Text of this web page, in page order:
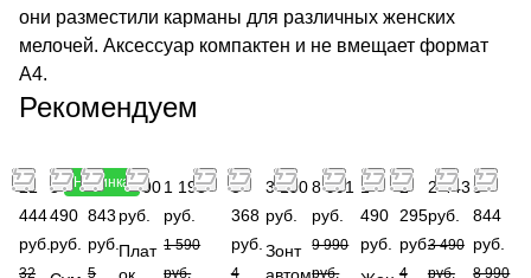
они разместили карманы для различных женских
мелочей. Аксессуар компактен и не вмещает формат
A4.
Рекомендуем
21
444
руб.
32
Новинка
5
490
руб.
3
843
руб.
5
1 490
руб.
Плат
1 193
руб.
1 590
руб.
3
368
руб.
4
3 190
руб.
Зонт
8 991
руб.
9 990
руб.
1
490
руб.
2
295
руб.
4
2 443
руб.
3 490
руб.
5
844
руб.
8 990